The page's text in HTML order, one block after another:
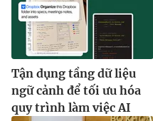
Tận dụng tầng dữ liệu
ngữ cảnh để tối ưu hóa
quy trình làm việc AI